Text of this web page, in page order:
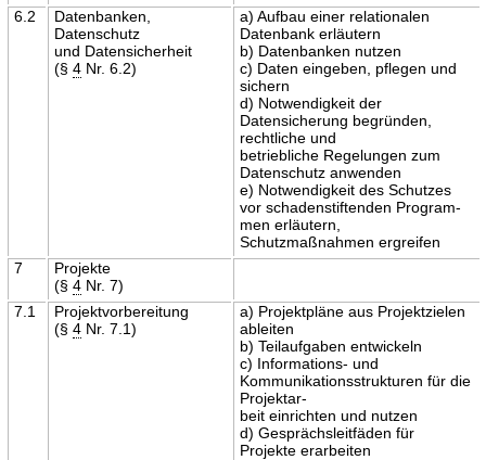
6.2
Datenbanken,
Datenschutz
und Datensicherheit
(§ 4Nr. 6.2)
a) Aufbau einer relationalen
Datenbank erläutern
b) Datenbanken nutzen
c) Daten eingeben, pflegen und
sichern
d) Notwendigkeit der
Datensicherung begründen,
rechtliche und
betriebliche Regelungen zum
Datenschutz anwenden
e) Notwendigkeit des Schutzes
vor schadenstiftenden Program-
men erläutern,
Schutzmaßnahmen ergreifen
7
Projekte
(§ 4Nr. 7)
7.1
Projektvorbereitung
(§ 4Nr. 7.1)
a) Projektpläne aus Projektzielen
ableiten
b) Teilaufgaben entwickeln
c) Informations- und
Kommunikationsstrukturen für die
Projektar-
beit einrichten und nutzen
d) Gesprächsleitfäden für
Projekte erarbeiten